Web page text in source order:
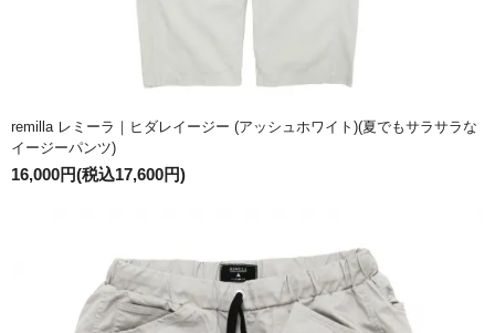
remilla レミーラ｜ヒダレイージー (アッシュホワイト)(夏でもサラサラな
イージーパンツ)
16,000円(税込17,600円)